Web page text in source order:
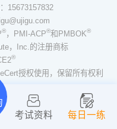
15673157832
®，PMI-ACP®和PMBOK®
，Inc.的注册商标
®
授权使用，保留所有权利
考试资料
每日一练